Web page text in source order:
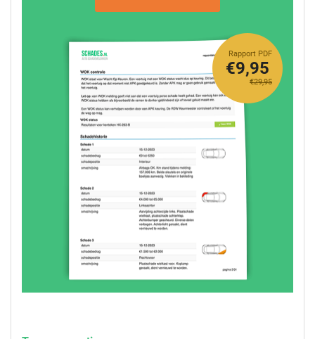
Rapport PDF
€29,95
€9,95